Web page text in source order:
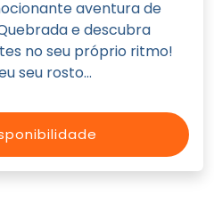
aventura de
e descubra
no seu próprio ritmo!
seu rosto...